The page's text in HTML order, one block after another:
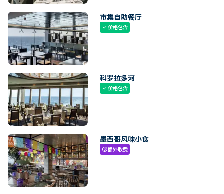
市集自助餐厅
check价格包含
科罗拉多河
check价格包含
墨西哥风味小食
paid额外收费